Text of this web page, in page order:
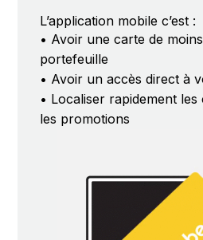
L’application mobile c’est :
• Avoir une carte de
portefeuille
• Avoir un accès direct à
• Localiser rapidement
les promotions